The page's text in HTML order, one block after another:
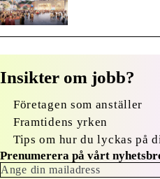
Insikter om jobb?
Företagen som anställer
Framtidens yrken
Tips om hur du lyckas på
Prenumerera på vårt